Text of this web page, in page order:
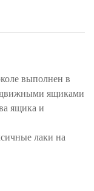
выполнен в
ящиками
ящика и
лаки на